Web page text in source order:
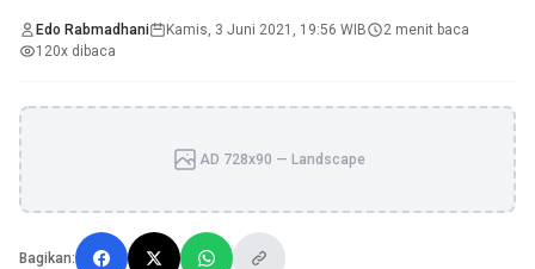
Edo Rabmadhani Kamis, 3 Juni 2021, 19:56 WIB
2 menit baca
120x dibaca
AD 728x90 — Landscape
Bagikan: